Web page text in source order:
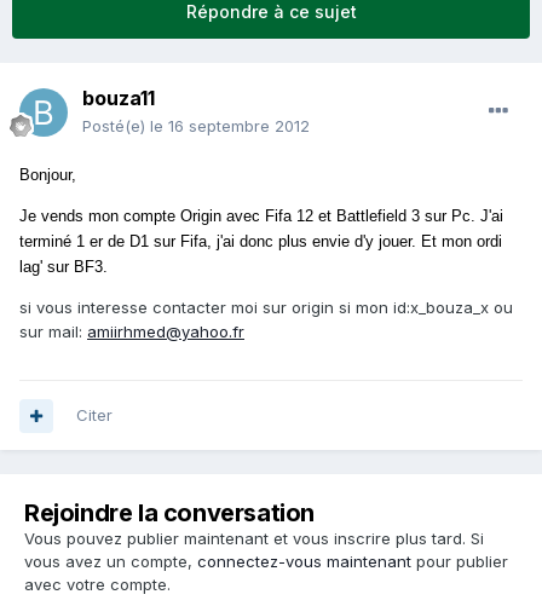
Répondre à ce sujet
bouza11
Posté(e) le 16 septembre 2012
Bonjour,
Je vends mon compte Origin avec Fifa 12 et Battlefield 3 sur Pc. J'ai
terminé 1 er de D1 sur Fifa, j'ai donc plus envie d'y jouer. Et mon ordi
lag' sur BF3.
si vous interesse contacter moi sur origin si mon id:x_bouza_x ou
sur mail: amiirhmed@yahoo.fr
Citer
Rejoindre la conversation
Vous pouvez publier maintenant et vous inscrire plus tard. Si
vous avez un compte, connectez-vous maintenant pour publier
avec votre compte.